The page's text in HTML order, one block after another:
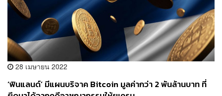
28 เมษายน 2022
‘ฟินแลนด์’ มีแผนบริจาค Bitcoin มูลค่ากว่า 2 พันล้านบาท ที่